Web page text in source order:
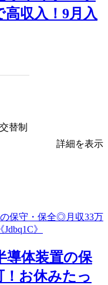
高収入！9月入
替制
詳細を表示
導体装置の保
お休みたっ